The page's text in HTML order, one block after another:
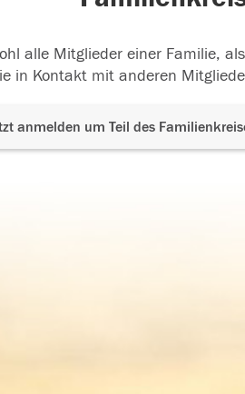
alle Mitglieder einer Familie,
in Kontakt mit anderen
anmelden um Teil des